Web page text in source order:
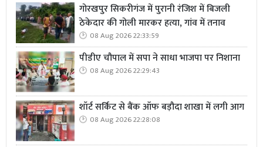
गोरखपुर सिकरीगंज में पुरानी रंजिश में बिजली
ठेकेदार की गोली मारकर हत्या, गांव में तनाव
08 Aug 2026 22:33:59
पीडीए चौपाल में सपा ने साधा भाजपा पर निशाना
08 Aug 2026 22:29:43
शॉर्ट सर्किट से बैंक ऑफ बड़ौदा शाखा में लगी आग
08 Aug 2026 22:28:08